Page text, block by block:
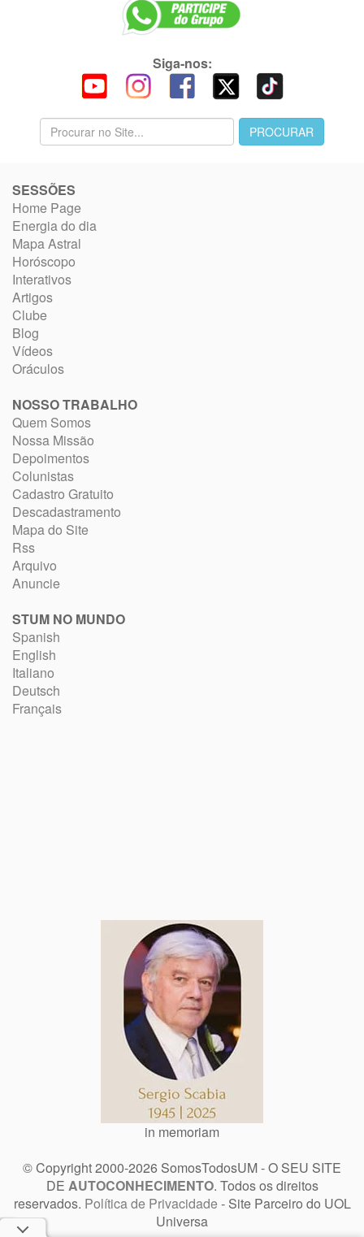
Siga-nos:
SESSÕES
Home Page
Energia do dia
Mapa Astral
Horóscopo
Interativos
Artigos
Clube
Blog
Vídeos
Oráculos
NOSSO TRABALHO
Quem Somos
Nossa Missão
Depoimentos
Colunistas
Cadastro Gratuito
Descadastramento
Mapa do Site
Rss
Arquivo
Anuncie
STUM NO MUNDO
Spanish
English
Italiano
Deutsch
Français
in memoriam
© Copyright 2000-2026 SomosTodosUM - O SEU SITE
DE AUTOCONHECIMENTO. Todos os direitos
reservados. Política de Privacidade - Site Parceiro do UOL
Universa